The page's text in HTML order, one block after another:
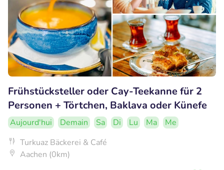
Frühstücksteller oder Cay-Teekanne für 2
Personen + Törtchen, Baklava oder Künefe
Aujourd'hui Demain Sa Di Lu Ma
Me
Turkuaz Bäckerei & Café
Aachen (0km)